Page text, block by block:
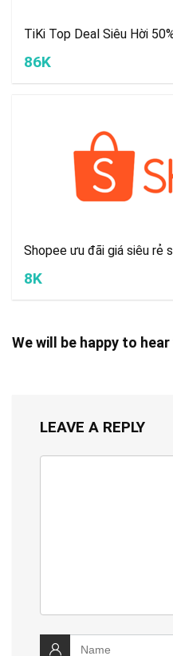
TiKi Top Deal Siêu Hời
86K
Shopee ưu đãi giá siêu rẻ
8K
We will be happy to
LEAVE A REPLY